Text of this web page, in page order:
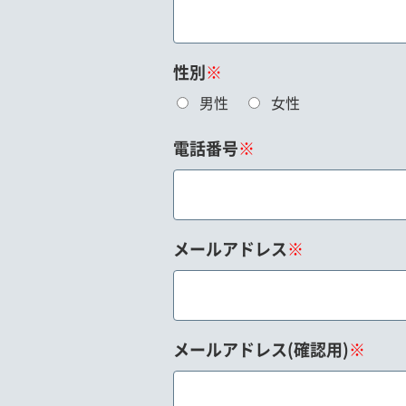
性別※
男性 女性
電話番号※
メールアドレス※
メールアドレス(確認用)※